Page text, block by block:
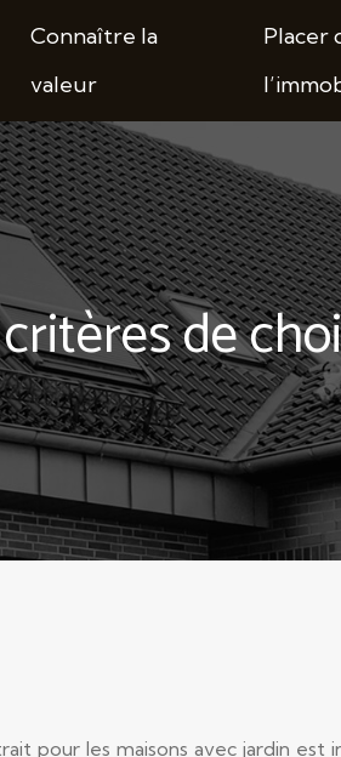
Connaître la
valeur
Placer
de
pour les maisons avec jardin